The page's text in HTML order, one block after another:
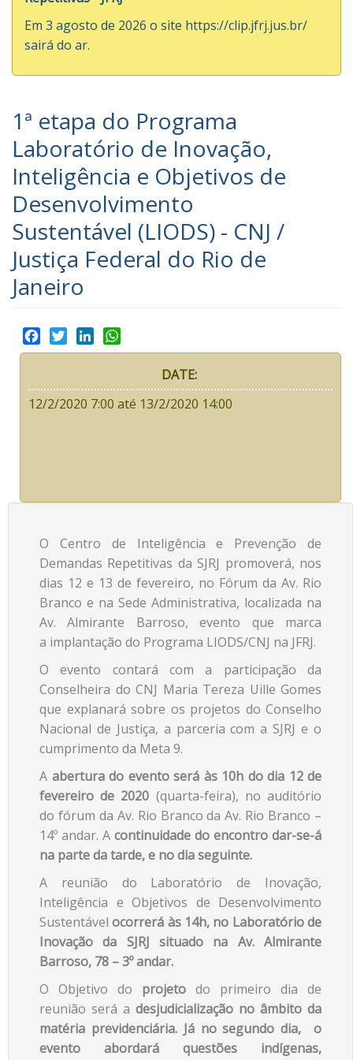
rodapéDemandas
Repetitivas
Em 3 agosto de 2026 o site https://clip.jfrj.jus.br/
sairá do ar.
1ª etapa do Programa
Laboratório de Inovação,
Inteligência e Objetivos de
Desenvolvimento
Sustentável (LIODS) - CNJ /
Justiça Federal do Rio de
Janeiro
FacebookTwitterLinkedIn
DATE:
12/2/2020 7:00 até 13/2/2020 14:00
O Centro de Inteligência e Prevenção de
Demandas Repetitivas da SJRJ promoverá, nos
dias 12 e 13 de fevereiro, no Fórum da Av. Rio
Branco e na Sede Administrativa, localizada na
Av. Almirante Barroso, evento que marca
a implantação do Programa LIODS/CNJ na JFRJ.
O evento contará com a participação da
Conselheira do CNJ Maria Tereza Uille Gomes
que explanará sobre os projetos do Conselho
Nacional de Justiça, a parceria com a SJRJ e o
cumprimento da Meta 9.
A abertura do evento será às 10h do dia 12 de
fevereiro de 2020 (quarta-feira), no auditório
do fórum da Av. Rio Branco da Av. Rio Branco –
14º andar. A continuidade do encontro dar-se-á
na parte da tarde, e no dia seguinte.
A reunião do Laboratório de Inovação,
Inteligência e Objetivos de Desenvolvimento
Sustentávelocorrerá às 14h, no Laboratório de
Inovação da SJRJ situado na Av. Almirante
Barroso, 78 – 3º andar.
O Objetivo do projeto do primeiro dia de
reunião será a desjudicialização no âmbito da
matéria previdenciária. Já no segundo dia, o
evento abordará questões indígenas,